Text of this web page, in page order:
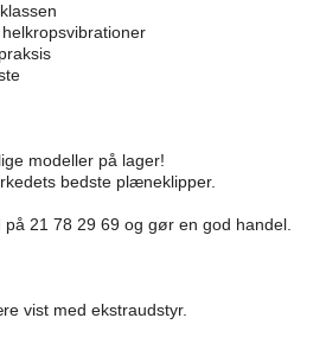
modeller på lager!
bedste plæneklipper.
21 78 29 69 og gør en god handel.
vist med ekstraudstyr.